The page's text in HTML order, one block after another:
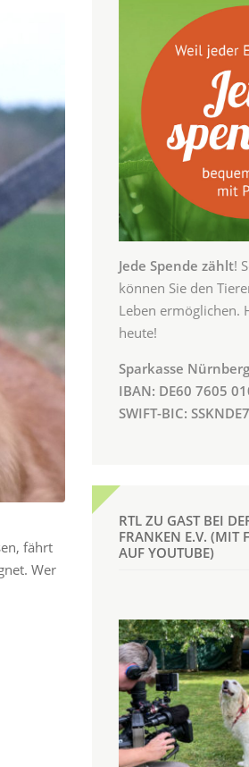
fährt
Wer
Jede Spende zählt!
können Sie den
Leben ermöglichen.
heute!
Sparkasse Nürnberg
IBAN: DE60 7605
SWIFT-BIC:
RTL ZU GAST BEI
FRANKEN E.V. (MIT
AUF YOUTUBE)